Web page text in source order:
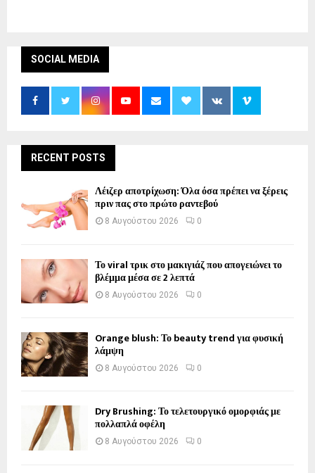
SOCIAL MEDIA
RECENT POSTS
Λέιζερ αποτρίχωση: Όλα όσα πρέπει να ξέρεις
πριν πας στο πρώτο ραντεβού
8 Αυγούστου 2026 0
Το viral τρικ στο μακιγιάζ που απογειώνει το
βλέμμα μέσα σε 2 λεπτά
8 Αυγούστου 2026 0
Orange blush: Το beauty trend για φυσική
λάμψη
8 Αυγούστου 2026 0
Dry Brushing: Το τελετουργικό ομορφιάς με
πολλαπλά οφέλη
8 Αυγούστου 2026 0